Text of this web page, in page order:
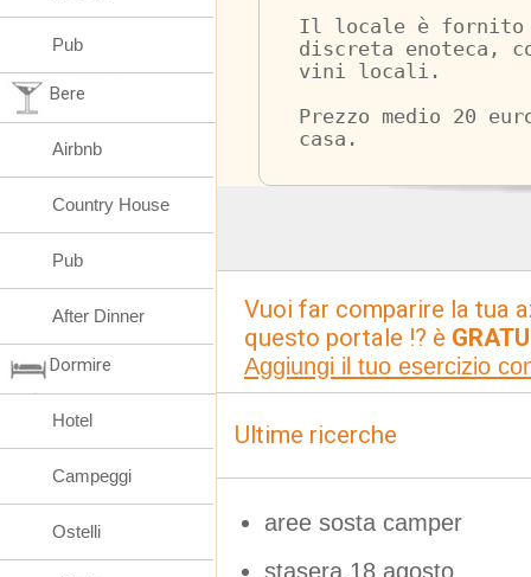
Il locale è fornito
discreta enoteca,
vini locali.
Prezzo medio 20
casa.
Vuoi far comparire la tua
questo portale !? è
Aggiungi il tuo esercizio
Ultime ricerche
aree sosta camper
stasera 18 agosto
Pub
Bere
Airbnb
Country House
Pub
After Dinner
Dormire
Hotel
Campeggi
Ostelli